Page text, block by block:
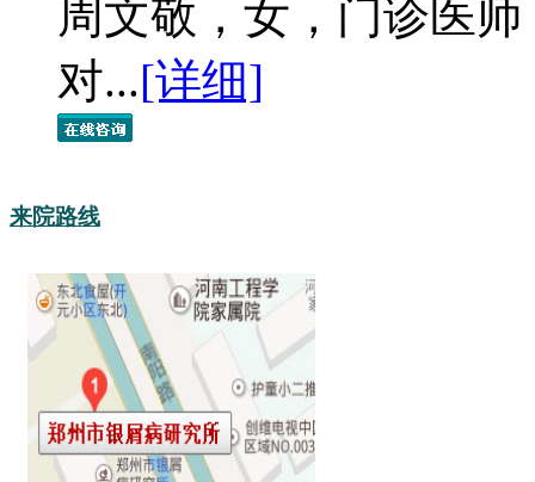
周文敬，女，门诊医
对...[详细]
来院路线